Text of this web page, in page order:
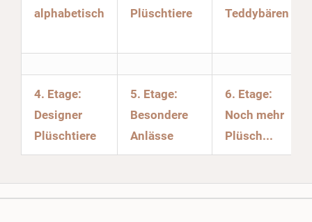
alphabetisch
Plüschtiere
Teddybären
4. Etage:
Designer
Plüschtiere
5. Etage:
Besondere
Anlässe
6. Etage:
Noch mehr
Plüsch...